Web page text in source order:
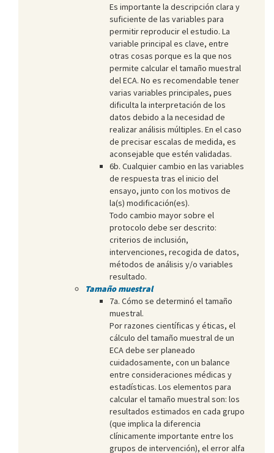
Es importante la descripción clara y
suficiente de las variables para
permitir reproducir el estudio. La
variable principal es clave, entre
otras cosas porque es la que nos
permite calcular el tamaño muestral
del ECA. No es recomendable tener
varias variables principales, pues
dificulta la interpretación de los
datos debido a la necesidad de
realizar análisis múltiples. En el caso
de precisar escalas de medida, es
aconsejable que estén validadas.
6b. Cualquier cambio en las variables
de respuesta tras el inicio del
ensayo, junto con los motivos de
la(s) modificación(es).
Todo cambio mayor sobre el
protocolo debe ser descrito:
criterios de inclusión,
intervenciones, recogida de datos,
métodos de análisis y/o variables
resultado.
Tamaño muestral
7a. Cómo se determinó el tamaño
muestral.
Por razones científicas y éticas, el
cálculo del tamaño muestral de un
ECA debe ser planeado
cuidadosamente, con un balance
entre consideraciones médicas y
estadísticas. Los elementos para
calcular el tamaño muestral son: los
resultados estimados en cada grupo
(que implica la diferencia
clínicamente importante entre los
grupos de intervención), el error alfa